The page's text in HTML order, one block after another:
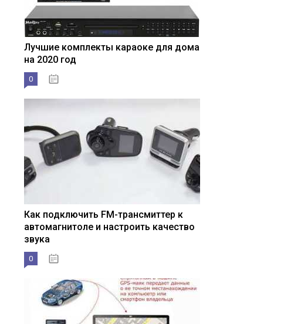
Лучшие комплекты караоке для дома
на 2020 год
0
Как подключить FM-трансмиттер к
автомагнитоле и настроить качество
звука
0